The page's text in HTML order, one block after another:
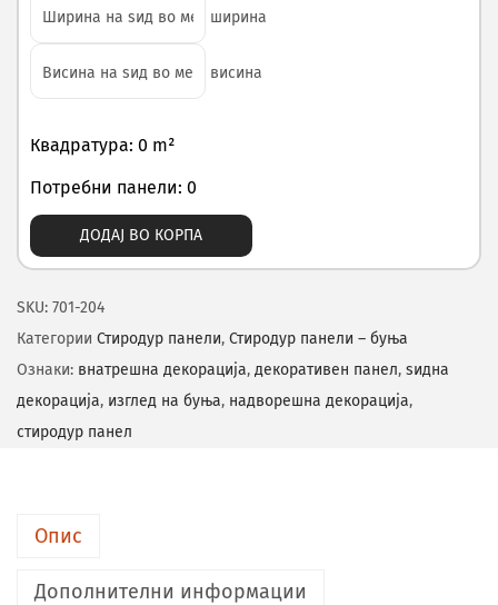
ширина
висина
Квадратура: 0 m²
Потребни панели: 0
ДОДАЈ ВО КОРПА
SKU: 701-204
Категории Стиродур панели, Стиродур панели – буња
Ознаки: внатрешна декорација, декоративен панел, ѕидна
декорација, изглед на буња, надворешна декорација,
стиродур панел
Опис
Дополнителни информации